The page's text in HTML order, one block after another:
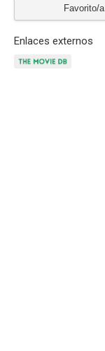
Favorito/a
Enlaces externos